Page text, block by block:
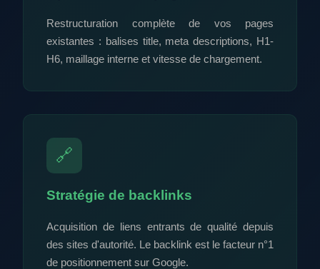
Restructuration complète de vos pages
existantes : balises title, meta descriptions, H1-
H6, maillage interne et vitesse de chargement.
🔗
Stratégie de backlinks
Acquisition de liens entrants de qualité depuis
des sites d'autorité. Le backlink est le facteur n°1
de positionnement sur Google.